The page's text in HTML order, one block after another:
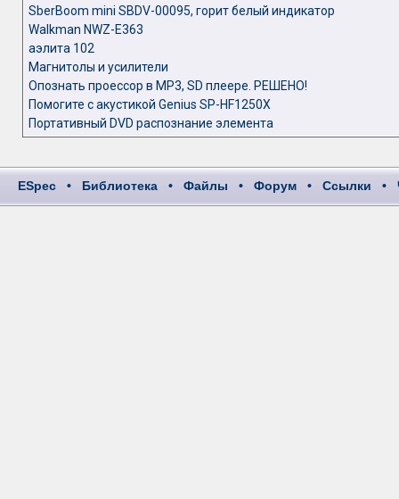
SberBoom mini SBDV-00095, горит белый индикатор
Walkman NWZ-E363
аэлита 102
Магнитолы и усилители
Опознать проессор в MP3, SD плеере. РЕШЕНО!
Помогите с акустикой Genius SP-HF1250X
Портативный DVD распознание элемента
ESpec • Библиотека • Файлы • Форум • Ссылки •